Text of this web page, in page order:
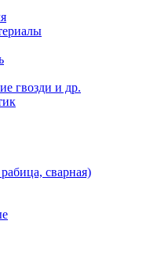
гвозди и др.
сварная)